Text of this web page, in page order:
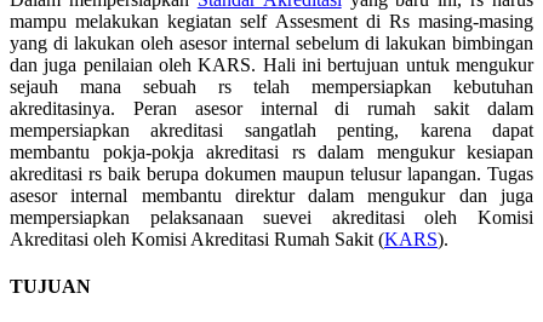
mampu melakukan kegiatan self Assesment di Rs masing-masing
yang di lakukan oleh asesor internal sebelum di lakukan bimbingan
dan juga penilaian oleh KARS. Hali ini bertujuan untuk mengukur
sejauh mana sebuah rs telah mempersiapkan kebutuhan
akreditasinya. Peran asesor internal di rumah sakit dalam
mempersiapkan akreditasi sangatlah penting, karena dapat
membantu pokja-pokja akreditasi rs dalam mengukur kesiapan
akreditasi rs baik berupa dokumen maupun telusur lapangan. Tugas
asesor internal membantu direktur dalam mengukur dan juga
mempersiapkan pelaksanaan suevei akreditasi oleh Komisi
Akreditasi oleh Komisi Akreditasi Rumah Sakit (KARS).
TUJUAN